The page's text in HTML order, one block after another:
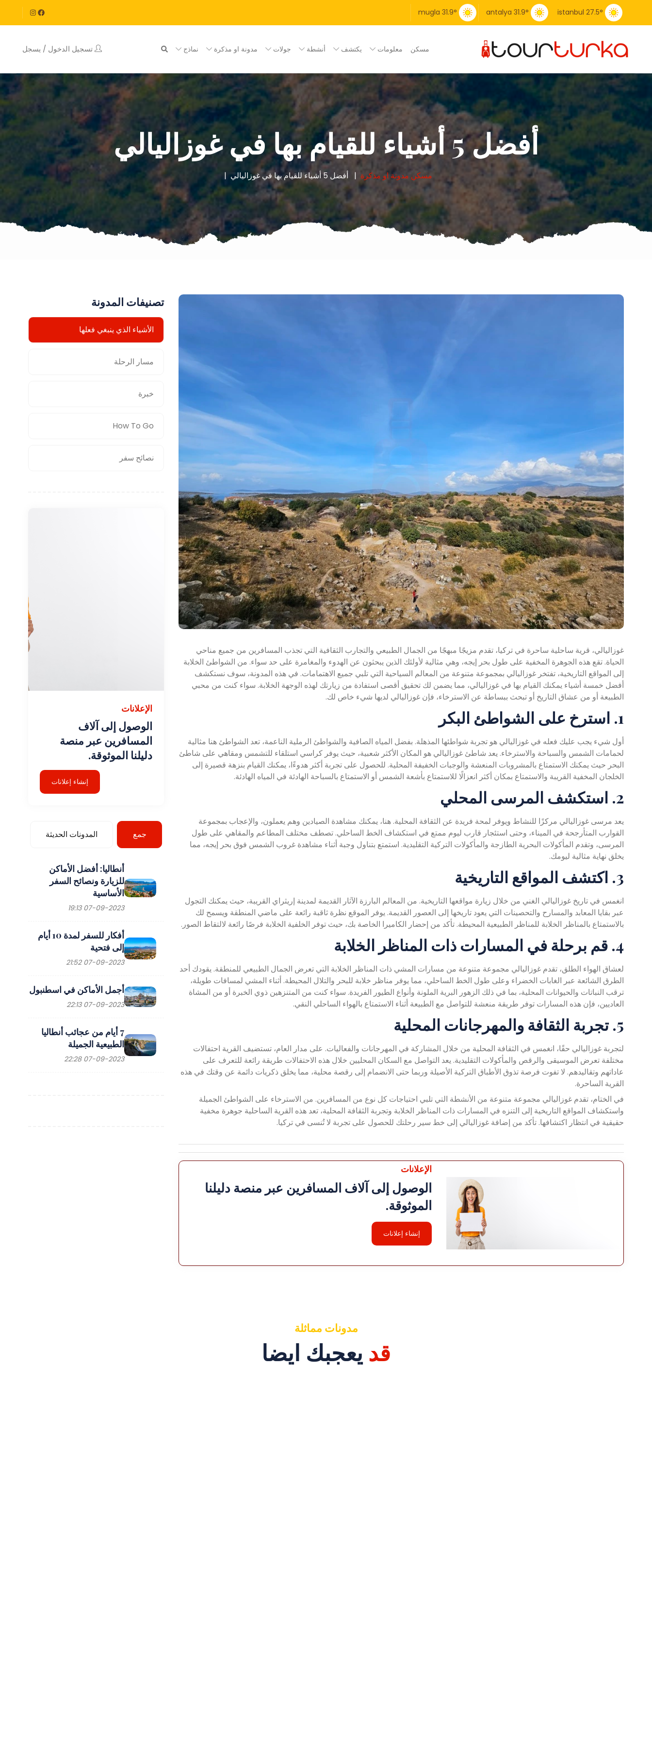
istanbul 27.5°
antalya 31.9°
mugla 31.9°
مسكن معلومات يكتشف أنشطة جولات مدونة او مذكرة نماذج تسجيل الدخول / يسجل
أفضل 5 أشياء للقيام بها في غوزاليالي
مسكن مدونة او مذكرة أفضل 5 أشياء للقيام بها في غوزاليالي
غوزاليالي، قرية ساحلية ساحرة في تركيا، تقدم مزيجًا مبهجًا من الجمال الطبيعي والتجارب الثقافية التي تجذب المسافرين من جميع مناحي
الحياة. تقع هذه الجوهرة المخفية على طول بحر إيجه، وهي مثالية لأولئك الذين يبحثون عن الهدوء والمغامرة على حد سواء. من الشواطئ الخلابة
إلى المواقع التاريخية، تفتخر غوزاليالي بمجموعة متنوعة من المعالم السياحية التي تلبي جميع الاهتمامات. في هذه المدونة، سوف نستكشف
أفضل خمسة أشياء يمكنك القيام بها في غوزاليالي، مما يضمن لك تحقيق أقصى استفادة من زيارتك لهذه الوجهة الخلابة. سواء كنت من محبي
الطبيعة أو من عشاق التاريخ أو تبحث ببساطة عن الاسترخاء، فإن غوزاليالي لديها شيء خاص لك.
1. استرخ على الشواطئ البكر
أول شيء يجب عليك فعله في غوزاليالي هو تجربة شواطئها المذهلة. بفضل المياه الصافية والشواطئ الرملية الناعمة، تعد الشواطئ هنا مثالية
لحمامات الشمس والسباحة والاسترخاء. يعد شاطئ غوزاليالي هو المكان الأكثر شعبية، حيث يوفر كراسي استلقاء للتشمس ومقاهي على شاطئ
البحر حيث يمكنك الاستمتاع بالمشروبات المنعشة والوجبات الخفيفة المحلية. للحصول على تجربة أكثر هدوءًا، يمكنك القيام بنزهة قصيرة إلى
الخلجان المخفية القريبة والاستمتاع بمكان أكثر انعزالًا للاستمتاع بأشعة الشمس أو الاستمتاع بالسباحة الهادئة في المياه الهادئة.
2. استكشف المرسى المحلي
يعد مرسى غوزاليالي مركزًا للنشاط ويوفر لمحة فريدة عن الثقافة المحلية. هنا، يمكنك مشاهدة الصيادين وهم يعملون، والإعجاب بمجموعة
القوارب المتأرجحة في الميناء، وحتى استئجار قارب ليوم ممتع في استكشاف الخط الساحلي. تصطف مختلف المطاعم والمقاهي على طول
المرسى، وتقدم المأكولات البحرية الطازجة والمأكولات التركية التقليدية. استمتع بتناول وجبة أثناء مشاهدة غروب الشمس فوق بحر إيجه، مما
يخلق نهاية مثالية ليومك.
3. اكتشف المواقع التاريخية
انغمس في تاريخ غوزاليالي الغني من خلال زيارة مواقعها التاريخية. من المعالم البارزة الآثار القديمة لمدينة إريثراي القريبة، حيث يمكنك التجول
عبر بقايا المعابد والمسارح والتحصينات التي يعود تاريخها إلى العصور القديمة. يوفر الموقع نظرة ثاقبة رائعة على ماضي المنطقة ويسمح لك
بالاستمتاع بالمناظر الخلابة للمناظر الطبيعية المحيطة. تأكد من إحضار الكاميرا الخاصة بك، حيث توفر الخلفية الخلابة فرصًا رائعة لالتقاط الصور.
4. قم برحلة في المسارات ذات المناظر الخلابة
لعشاق الهواء الطلق، تقدم غوزاليالي مجموعة متنوعة من مسارات المشي ذات المناظر الخلابة التي تعرض الجمال الطبيعي للمنطقة. يقودك أحد
الطرق الشائعة عبر الغابات الخضراء وعلى طول الخط الساحلي، مما يوفر مناظر خلابة للبحر والتلال المحيطة. أثناء المشي لمسافات طويلة،
ترقب النباتات والحيوانات المحلية، بما في ذلك الزهور البرية الملونة وأنواع الطيور الفريدة. سواء كنت من المتنزهين ذوي الخبرة أو من المشاة
العاديين، فإن هذه المسارات توفر طريقة منعشة للتواصل مع الطبيعة أثناء الاستمتاع بالهواء الساحلي النقي.
5. تجربة الثقافة والمهرجانات المحلية
لتجربة غوزاليالي حقًا، انغمس في الثقافة المحلية من خلال المشاركة في المهرجانات والفعاليات. على مدار العام، تستضيف القرية احتفالات
مختلفة تعرض الموسيقى والرقص والمأكولات التقليدية. يعد التواصل مع السكان المحليين خلال هذه الاحتفالات طريقة رائعة للتعرف على
عاداتهم وتقاليدهم. لا تفوت فرصة تذوق الأطباق التركية الأصيلة وربما حتى الانضمام إلى رقصة محلية، مما يخلق ذكريات دائمة عن وقتك في هذه
القرية الساحرة.
في الختام، تقدم غوزاليالي مجموعة متنوعة من الأنشطة التي تلبي احتياجات كل نوع من المسافرين. من الاسترخاء على الشواطئ الجميلة
واستكشاف المواقع التاريخية إلى التنزه في المسارات ذات المناظر الخلابة وتجربة الثقافة المحلية، تعد هذه القرية الساحلية جوهرة مخفية
حقيقية في انتظار اكتشافها. تأكد من إضافة غوزاليالي إلى خط سير رحلتك للحصول على تجربة لا تُنسى في تركيا.
الإعلانات
الوصول إلى آلاف المسافرين عبر منصة دليلنا
الموثوقة.
إنشاء إعلانات
تصنيفات المدونة
الأشياء الذي ينبغي فعلها
مسار الرحلة
خبرة
How To Go
نصائح سفر
الإعلانات
الوصول إلى آلاف
المسافرين عبر منصة
دليلنا الموثوقة.
إنشاء إعلانات
جمع المدونات الحديثة
أنطاليا: أفضل الأماكن
للزيارة ونصائح السفر
الأساسية
07-09-2023 19:13
أفكار للسفر لمدة 10 أيام
إلى فتحية
07-09-2023 21:52
أجمل الأماكن في اسطنبول
07-09-2023 22:13
7 أيام من عجائب أنطاليا
الطبيعية الجميلة
07-09-2023 22:28
مدونات مماثلة
قد يعجبك ايضا